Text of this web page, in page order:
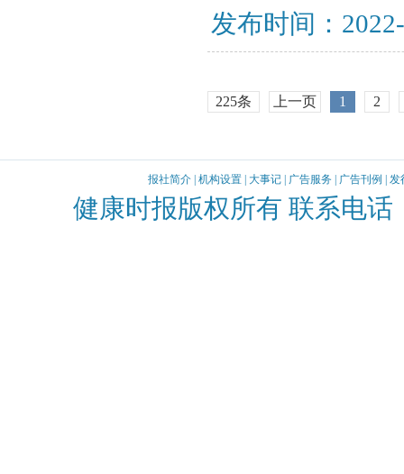
发布时间：
225条 上一页 1 2
报社简介 机构设置 大事记 广告服务 广告刊例 发
健康时报版权所有 联系电话